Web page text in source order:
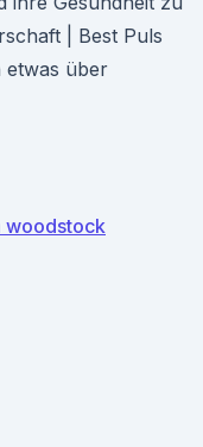
| Best Puls
etwas über
woodstock